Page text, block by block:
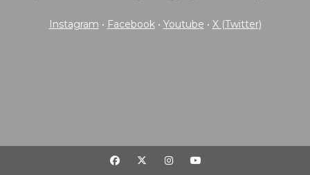
Instagram • Facebook• Youtube • X (Twitter)